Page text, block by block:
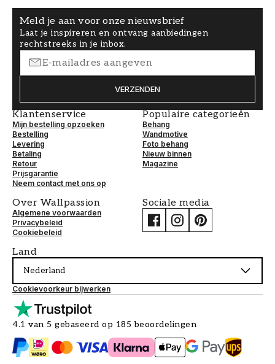
Meld je aan voor onze nieuwsbrief
Laat je inspireren en ontvang aanbiedingen
rechtstreeks in je inbox.
VERZENDEN
Klantenservice
Mijn bestelling opzoeken
Bestelling
Levering
Betaling
Retour
Prijsgarantie
Neem contact met ons op
Populaire categorieën
Behang
Wandmotive
Foto behang
Nieuw binnen
Magazine
Over Wallpassion
Algemene voorwaarden
Privacybeleid
Cookiebeleid
Sociale media
Land
Nederland
Cookievoorkeur bijwerken
4.1 van 5 gebaseerd op 185 beoordelingen